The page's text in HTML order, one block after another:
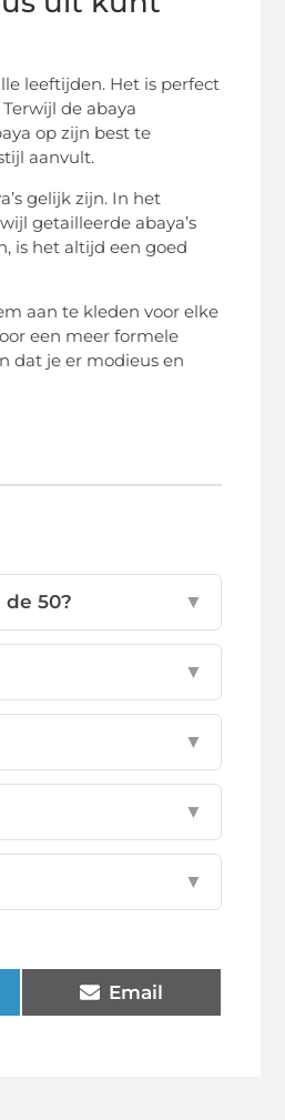
leeftijden. Het is perfect
de abaya
op zijn best te
aanvult.
gelijk zijn. In het
getailleerde abaya’s
is het altijd een goed
aan te kleden voor elke
een meer formele
dat je er modieus en
50? ▼
▼
▼
▼
▼
Email